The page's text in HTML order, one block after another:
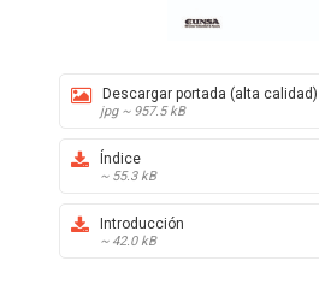
Descargar portada (alta calidad)
jpg ~ 957.5 kB
Índice
~ 55.3 kB
Introducción
~ 42.0 kB